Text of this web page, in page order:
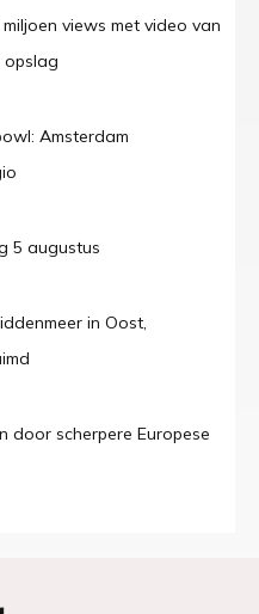
views met video van
opslag
Amsterdam
5 augustus
in Oost,
door scherpere Europese